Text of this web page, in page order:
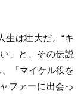
生は壮大だ。“キ
」と、その伝説
「マイケル役を
ファーに出会っ